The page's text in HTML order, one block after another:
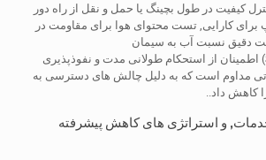
کیفیت در طول بچینگ یا حمل و نقل از راه دور
برای کارایی, تست محتوای هوا برای مقاومت در
دقیق نسبت آب به سیمان
) اطمینان از استحکام طولانی مدت و نفوذپذیری
مداوم است که به دلیل چالش های دسترسی به
کاهش داد..